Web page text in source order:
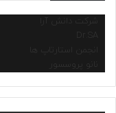
شرکت دانش آرا
انجمن استارتاپ ها
نانو پروسسور